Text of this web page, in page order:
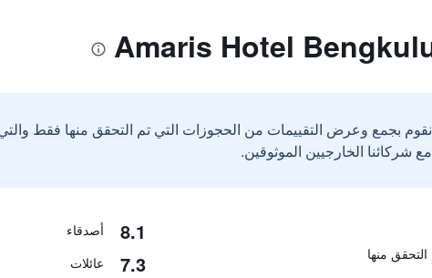
نقوم بجمع وعرض التقييمات من الحجوزات التي تم التحقق منها فقط
8.1 أصدقاء
7.3 عائلات